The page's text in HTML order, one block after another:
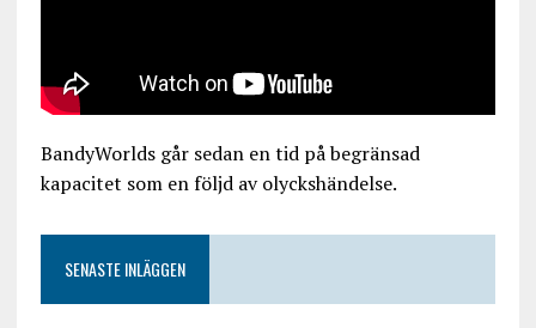
BandyWorlds går sedan en tid på begränsad
kapacitet som en följd av olyckshändelse.
SENASTE INLÄGGEN